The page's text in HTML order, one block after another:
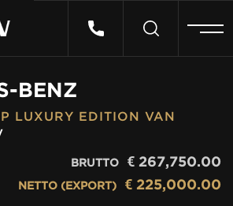
BENZ
LUXURY EDITION VAN
BRUTTO € 267,750.00
NETTO (EXPORT) € 225,000.00